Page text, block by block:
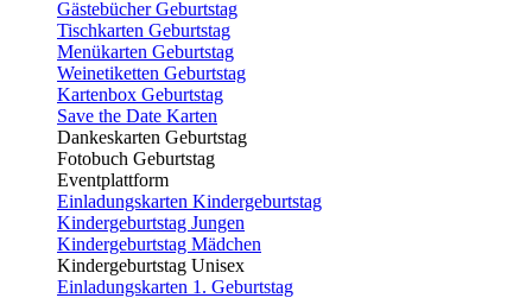
Gästebücher Geburtstag
Tischkarten Geburtstag
Menükarten Geburtstag
Weinetiketten Geburtstag
Kartenbox Geburtstag
Save the Date Karten
Dankeskarten Geburtstag
Fotobuch Geburtstag
Eventplattform
Einladungskarten Kindergeburtstag
Kindergeburtstag Jungen
Kindergeburtstag Mädchen
Kindergeburtstag Unisex
Einladungskarten 1. Geburtstag